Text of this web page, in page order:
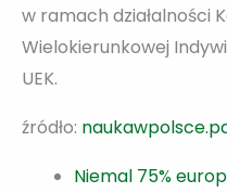
w ramach działalności
Wielokierunkowej
UEK.
źródło:
Niemal 75%